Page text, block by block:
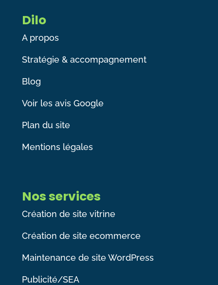
Dilo
A propos
Stratégie & accompagnement
Blog
Voir les avis Google
Plan du site
Mentions légales
Nos services
Création de site vitrine
Création de site ecommerce
Maintenance de site WordPress
Publicité/SEA